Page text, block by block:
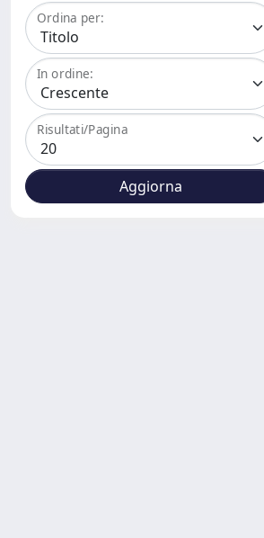
Ordina per:
In ordine:
Risultati/Pagina